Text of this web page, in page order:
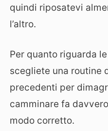
quindi riposatevi
l’altro.
Per quanto riguarda
scegliete una routine
precedenti per
camminare fa
modo corretto.